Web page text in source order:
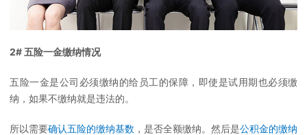
2# 五险一金缴纳情况
五险一金是公司必须缴纳的给员工的保障，即使是试用期也必须缴
纳，如果不缴纳就是违法的。
所以需要确认五险的缴纳基数 ，是否全额缴纳。然后是公积金的缴纳